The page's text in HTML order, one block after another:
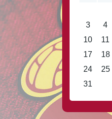
3
4
10
11
17
18
24
25
31